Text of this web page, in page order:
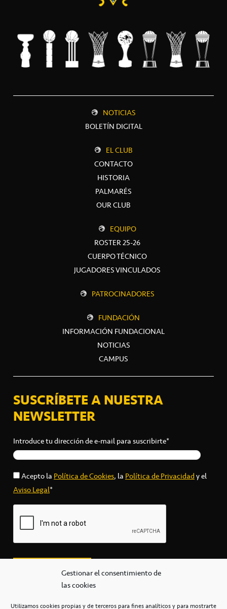
Gestionar el consentimiento de
las cookies
Utilizamos cookies propias y de terceros para fines analíticos y para mostrarte
NOTICIAS
BOLETÍN DIGITAL
EL CLUB
CONTACTO
HISTORIA
PALMARÉS
OUR CLUB
EQUIPO
ROSTER 25-26
CUERPO TÉCNICO
JUGADORES VINCULADOS
PATROCINADORES
FUNDACIÓN
INFORMACIÓN FUNDACIONAL
NOTICIAS
CAMPUS
SUSCRÍBETE A NUESTRA
NEWSLETTER
Introduce tu dirección de e-mail para suscribirte*
Acepto laPolítica de Cookies, laPolítica de Privacidady el
Aviso Legal*